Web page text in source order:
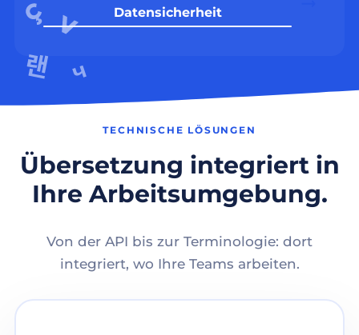
Datensicherheit
TECHNISCHE LÖSUNGEN
Übersetzung integriert in
Ihre Arbeitsumgebung.
Von der API bis zur Terminologie: dort
integriert, wo Ihre Teams arbeiten.